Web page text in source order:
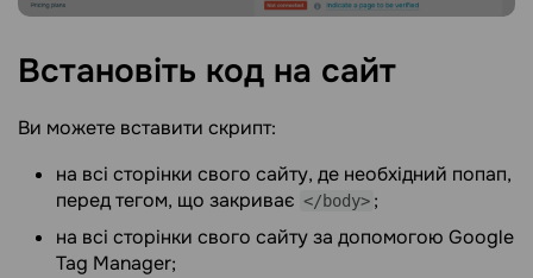
Встановіть код на сайт
Ви можете вставити скрипт:
на всі сторінки свого сайту, де необхідний попап,
перед тегом, що закриває </body> ;
на всі сторінки свого сайту за допомогою Google
Tag Manager;